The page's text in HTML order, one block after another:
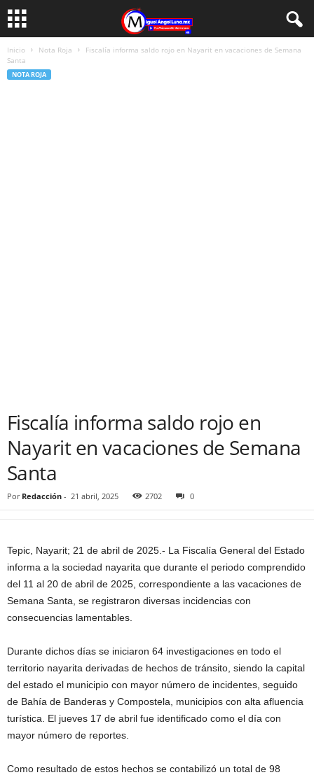
Inicio Nota Roja
Fiscalía informa saldo rojo en Nayarit en vacaciones de Semana
Santa
NOTA ROJA
Fiscalía informa saldo rojo en
Nayarit en vacaciones de Semana
Santa
Por Redacción - 21 abril, 2025 2702 0
Tepic, Nayarit; 21 de abril de 2025.- La Fiscalía General del Estado
informa a la sociedad nayarita que durante el periodo comprendido
del 11 al 20 de abril de 2025, correspondiente a las vacaciones de
Semana Santa, se registraron diversas incidencias con
consecuencias lamentables.
Durante dichos días se iniciaron 64 investigaciones en todo el
territorio nayarita derivadas de hechos de tránsito, siendo la capital
del estado el municipio con mayor número de incidentes, seguido
de Bahía de Banderas y Compostela, municipios con alta afluencia
turística. El jueves 17 de abril fue identificado como el día con
mayor número de reportes.
Como resultado de estos hechos se contabilizó un total de 98